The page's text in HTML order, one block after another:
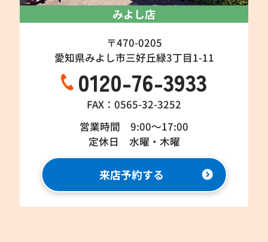
みよし店
〒470-0205
愛知県みよし市三好丘緑3丁目1-11
0120-76-3933
FAX：0565-32-3252
営業時間 9:00～17:00
定休日 水曜・木曜
来店予約する